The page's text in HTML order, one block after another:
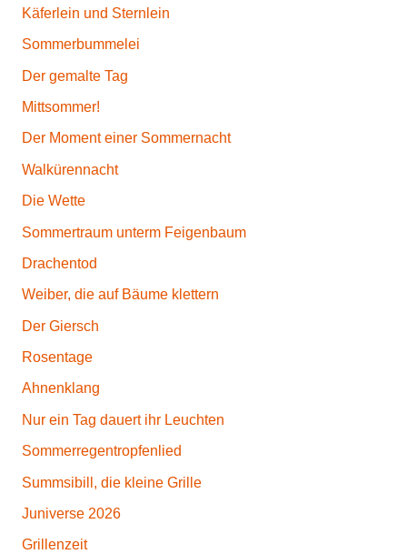
c
h
t
i
t
i
t
,
G
ü
h
,
L
Käferlein und Sternlein
Sommerbummelei
Der gemalte Tag
Mittsommer!
Der Moment einer Sommernacht
Walkürennacht
Die Wette
Sommertraum unterm Feigenbaum
Drachentod
Weiber, die auf Bäume klettern
Der Giersch
Rosentage
Ahnenklang
Nur ein Tag dauert ihr Leuchten
Sommerregentropfenlied
Summsibill, die kleine Grille
Juniverse 2026
Grillenzeit